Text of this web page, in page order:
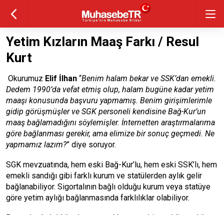
Yetim Kızların Maaş Farkı / Resul
Kurt
Okurumuz Elif İlhan “Benim halam bekar ve SSK’dan emekli.
Dedem 1990’da vefat etmiş olup, halam bugüne kadar yetim
maaşı konusunda başvuru yapmamış. Benim girişimlerimle
gidip görüşmüşler ve SGK personeli kendisine Bağ-Kur’un
maaş bağlamadığını söylemişler. İnternetten araştırmalarıma
göre bağlanması gerekir, ama elimize bir sonuç geçmedi. Ne
yapmamız lazım?” diye soruyor.
SGK mevzuatında, hem eski Bağ-Kur’lu, hem eski SSK’lı, hem
emekli sandığı gibi farklı kurum ve statülerden aylık gelir
bağlanabiliyor. Sigortalının bağlı olduğu kurum veya statüye
göre yetim aylığı bağlanmasında farklılıklar olabiliyor.